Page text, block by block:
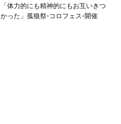
「体力的にも精神的にもお互いきつ
かった」孤狼祭-コロフェス-開催